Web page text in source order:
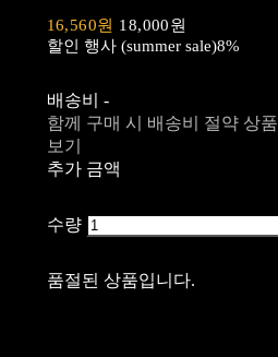
16,560원 18,000원
할인 행사 (summer sale)8%
배송비 -
함께 구매 시 배송비 절약 상품
보기
추가 금액
수량
품절된 상품입니다.